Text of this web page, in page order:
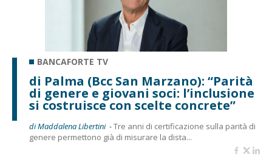
BANCAFORTE TV
di Palma (Bcc San Marzano): “Parità
di genere e giovani soci: l’inclusione
si costruisce con scelte concrete”
di Maddalena Libertini -Tre anni di certificazione sulla parità di
genere permettono già di misurare la dista...